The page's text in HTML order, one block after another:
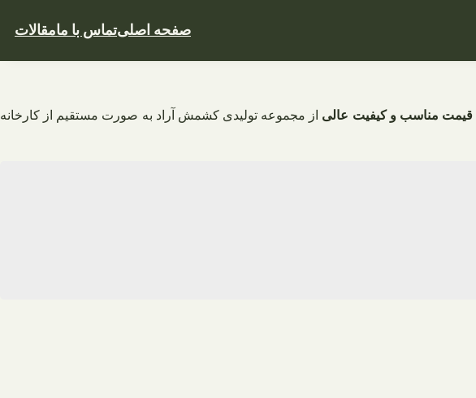
صفحه اصلیتماس با مامقالات
قیمت مناسب و کیفیت عالی از مجموعه تولیدی کشمش آراد به صورت مستقیم از کارخانه